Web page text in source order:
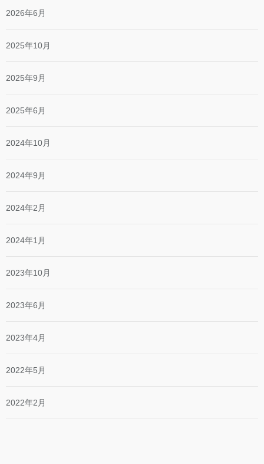
2026年6月
2025年10月
2025年9月
2025年6月
2024年10月
2024年9月
2024年2月
2024年1月
2023年10月
2023年6月
2023年4月
2022年5月
2022年2月